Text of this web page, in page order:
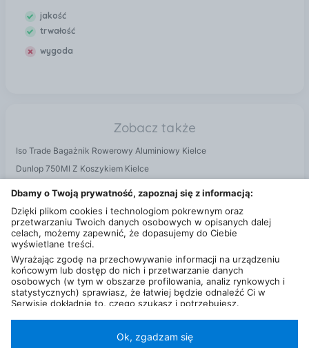
jakość
trwałość
wygoda
Zobacz także
Iso Trade Bagażnik Rowerowy Aluminiowy Kielce
Dunlop 750Ml Z Koszykiem Kielce
Dbamy o Twoją prywatność, zapoznaj się z informacją:
Dzięki plikom cookies i technologiom pokrewnym oraz
przetwarzaniu Twoich danych osobowych w opisanych dalej
celach, możemy zapewnić, że dopasujemy do Ciebie
wyświetlane treści.
Wyrażając zgodę na przechowywanie informacji na urządzeniu
końcowym lub dostęp do nich i przetwarzanie danych
osobowych (w tym w obszarze profilowania, analiz rynkowych i
statystycznych) sprawiasz, że łatwiej będzie odnaleźć Ci w
Serwisie dokładnie to, czego szukasz i potrzebujesz.
internetowy, dane przeglądania)nasi partnerzy (129 partnerów)
Ok, zgadzam się